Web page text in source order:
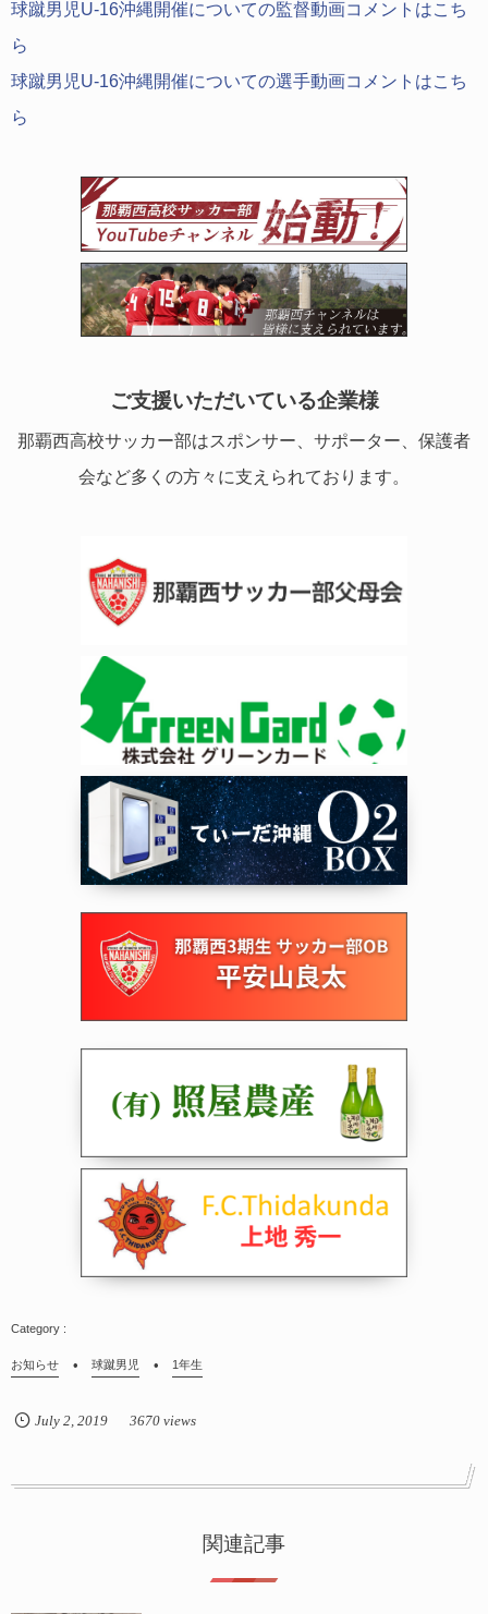
球蹴男児U-16沖縄開催についての監督動画コメントはこち
ら
球蹴男児U-16沖縄開催についての選手動画コメントはこち
ら
ご支援いただいている企業様
那覇西高校サッカー部はスポンサー、サポーター、保護者
会など多くの方々に支えられております。
お知らせ 球蹴男児 1年生
July 2, 2019 3670 views
関連記事